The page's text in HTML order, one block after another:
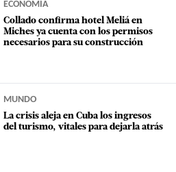
ECONOMÍA
Collado confirma hotel Meliá en
Miches ya cuenta con los permisos
necesarios para su construcción
MUNDO
La crisis aleja en Cuba los ingresos
del turismo, vitales para dejarla atrás